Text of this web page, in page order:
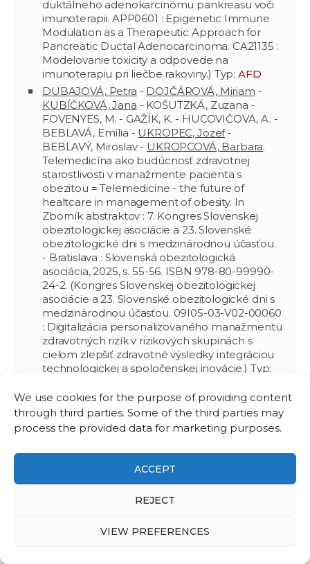
We use cookies for the purpose of providing content
through third parties. Some of the third parties may
process the provided data for marketing purposes.
ACCEPT
REJECT
VIEW PREFERENCES
duktálneho adenokarcinómu pankreasu voči
imunoterapii. APP0601 : Epigenetic Immune
Modulation as a Therapeutic Approach for
Pancreatic Ductal Adenocarcinoma. CA21135 :
Modelovanie toxicity a odpovede na
imunoterapiu pri liečbe rakoviny.) Typ: AFD
DUBAJOVÁ, Petra - DOJČÁROVÁ, Miriam -
KUBÍČKOVÁ, Jana - KOŠUTZKÁ, Zuzana -
FOVENYES, M. - GAŽÍK, K. - HUCOVIČOVÁ, A. -
BEBLAVÁ, Emília - UKROPEC, Jozef-
BEBLAVÝ, Miroslav - UKROPCOVÁ, Barbara.
Telemedicína ako budúcnosť zdravotnej
starostlivosti v manažmente pacienta s
obezitou = Telemedicine - the future of
healtcare in management of obesity. In
Zborník abstraktov : 7. Kongres Slovenskej
obezitologickej asociácie a 23. Slovenské
obezitologické dni s medzinárodnou účasťou.
- Bratislava : Slovenská obezitologická
asociácia, 2025, s. 55-56. ISBN 978-80-99990-
24-2. (Kongres Slovenskej obezitologickej
asociácie a 23. Slovenské obezitologické dni s
medzinárodnou účasťou. 09I05-03-V02-00060
: Digitalizácia personalizovaného manažmentu
zdravotných rizík v rizikových skupinách s
cielom zlepšiť zdravotné výsledky integráciou
technologickej a spoločenskej inovácie.) Typ:
ĎURIŠOVÁ, Ivana - ŠOFRANKOVÁ, Lucia -
KVASNIČKA, Aleš -BALÁŽ, Miroslav-
FÁBRYOVÁ, Ivana - FRIEDECKÝ, David -
Cultivation Alters Lipid Metabolism and
Bioenergetic Capacity in A549 Cells. In
International Journal of Molecular Sciences,
2026, vol. 27, no. 8, art. no. 3417. (2025: 5.6 - IF,
https://doi.org/10.3390/ijms27083417